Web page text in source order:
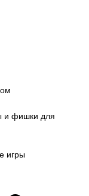
и фишки для
игры